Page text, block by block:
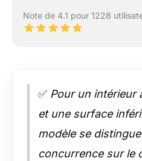
Note de 4.1 pour 1228
✅ Pour un intérieur
et une surface
modèle se
concurrence sur le